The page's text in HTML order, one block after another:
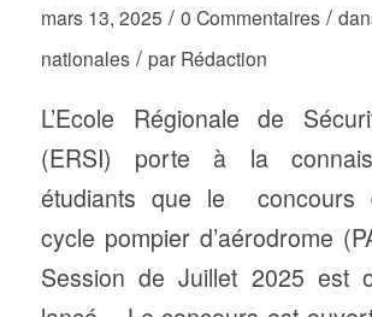
mars 13, 2025 / 0 Commentaires /
nationales / par Rédaction
L’Ecole Régionale de
(ERSI) porte à la
étudiants que le concours
cycle pompier d’aérodrome
Session de Juillet 2025 est